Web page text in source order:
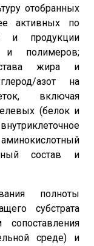
отобранных
активных по
и продукции
полимеров;
жира и
азот на
включая
(белок и
состав и
полноты
субстрата
сопоставления
среде) и